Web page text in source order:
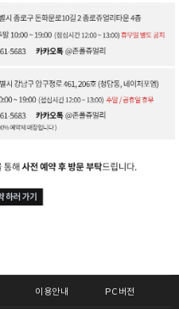
이용안내 PC버전